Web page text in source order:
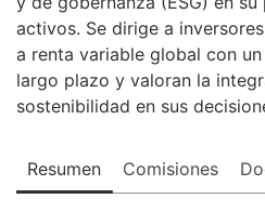
activos. Se dirige a
a renta variable global con
largo plazo y valoran la
sostenibilidad en sus
Resumen Comisiones